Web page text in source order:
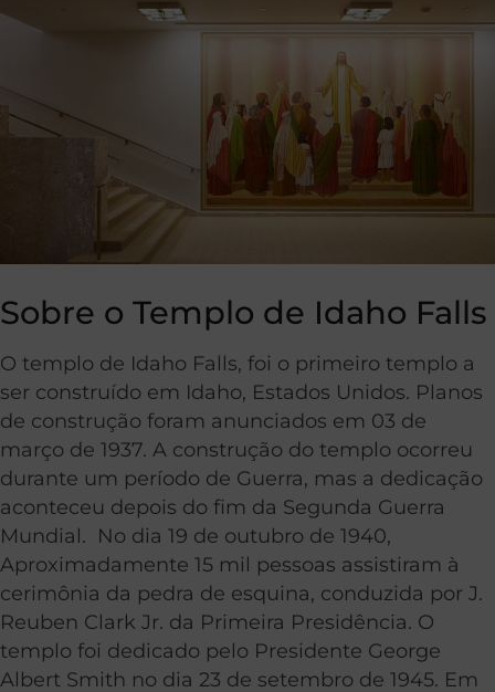
Sobre o Templo de Idaho Falls
O templo de Idaho Falls, foi o primeiro templo a
ser construído em Idaho, Estados Unidos. Planos
de construção foram anunciados em 03 de
março de 1937. A construção do templo ocorreu
durante um período de Guerra, mas a dedicação
aconteceu depois do fim da Segunda Guerra
Mundial. No dia 19 de outubro de 1940,
Aproximadamente 15 mil pessoas assistiram à
cerimônia da pedra de esquina, conduzida por J.
Reuben Clark Jr. da Primeira Presidência. O
templo foi dedicado pelo Presidente George
Albert Smith no dia 23 de setembro de 1945. Em